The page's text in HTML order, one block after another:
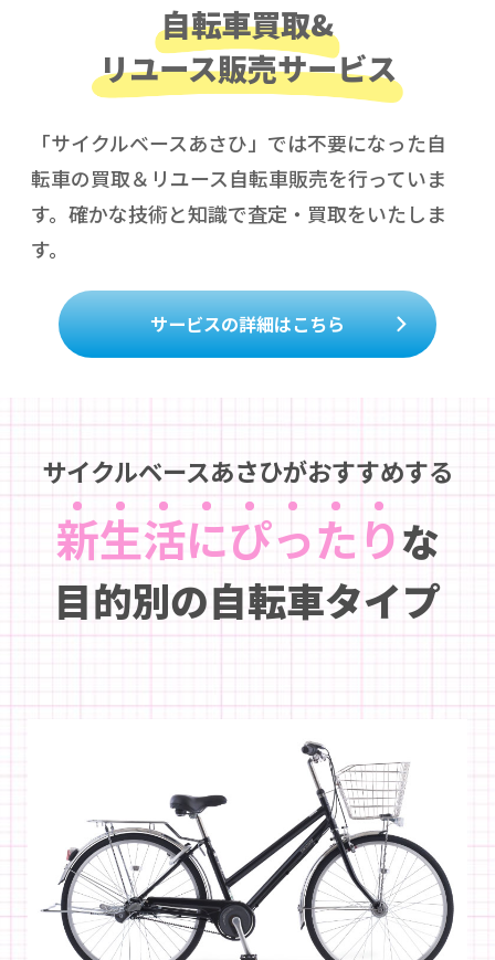
自転車買取&
リユース販売サービス
「サイクルベースあさひ」では不要になった自
転車の買取＆リユース自転車販売を行っていま
す。確かな技術と知識で査定・買取をいたしま
す。
サービスの詳細はこちら
サイクルベースあさひがおすすめする
新生活にぴったりな
目的別の自転車タイプ